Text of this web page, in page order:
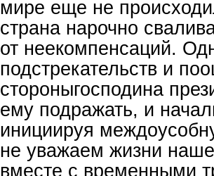
мире еще не
страна нарочно
от неекомпенсаций.
подстрекательств и
стороныгосподина
ему подражать, и
инициируя
не уважаем жизни
вместе с временными